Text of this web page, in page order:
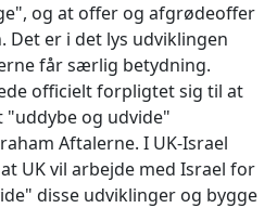
og at offer og afgrødeoffer
er i det lys udviklingen
får særlig betydning.
officielt forpligtet sig til at
"uddybe og udvide"
Aftalerne. I UK-Israel
UK vil arbejde med Israel for
disse udviklinger og bygge